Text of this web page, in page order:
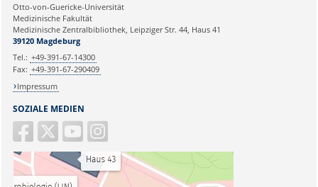
SOZIALE MEDIEN
Otto-von-Guericke-Universität
Medizinische Fakultät
Medizinische Zentralbibliothek, Leipziger Str. 44, Haus 41
39120 Magdeburg
Tel.: +49-391-67-14300
Fax: +49-391-67-290409
Impressum